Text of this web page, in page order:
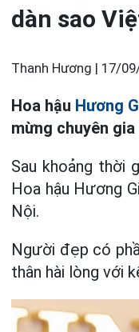
dàn sao
Thanh Hương | 17/
Hoa hậu Hương
mừng chuyên
Sau khoảng thời
Hoa hậu Hương
Nội.
Người đẹp có
thân hài lòng với